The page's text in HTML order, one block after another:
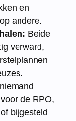
en
andere.
Beide
verward,
de RPO,
bijgesteld